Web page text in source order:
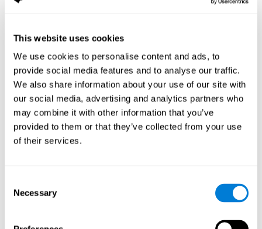
This website uses cookies
We use cookies to personalise content and ads, to
provide social media features and to analyse our traffic.
We also share information about your use of our site with
our social media, advertising and analytics partners who
may combine it with other information that you’ve
provided to them or that they’ve collected from your use
of their services.
Selection
Necessary
La influencia de los hábitos saludables en las
funciones cognitivas en un grupo de pacientes
en hemodiálisis
Olczyk, P., Jerzak, P., Letachowicz, K., Gołębiowski, T., Krajewska,
M., & Kusztal, M. (2023). The Influence of Healthy Habits on
Cognitive Functions in a Group of Hemodialysis Patients. Journal
Of Clinical Medicine, 12(5), 2042.